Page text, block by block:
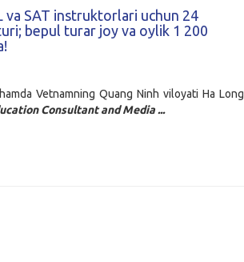
va SAT instruktorlari uchun 24
bepul turar joy va oylik 1 200
hamda Vetnamning Quang Ninh viloyati Ha Long
Consultant and Media ...